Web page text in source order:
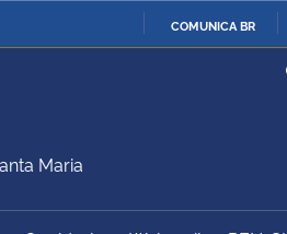
COMUNICA BR
Ministério da Defesa
Maria